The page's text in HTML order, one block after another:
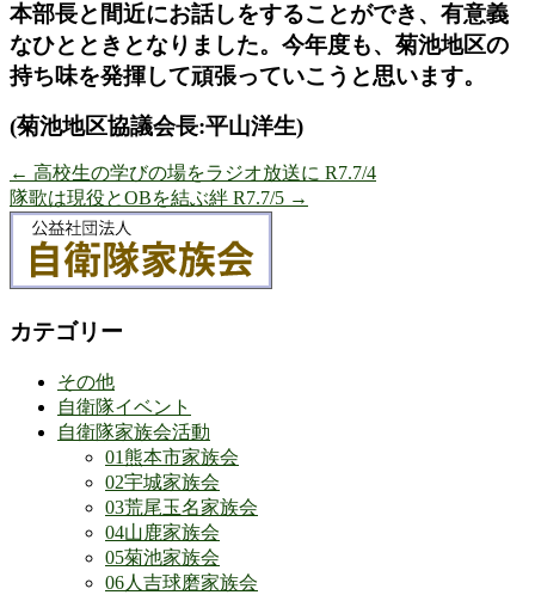
本部長と間近にお話しをすることができ、 有意義
なひとときとなりました。今年度も、 菊池地区の
持ち味を発揮して頑張っていこうと思います。
(菊池地区協議会長:平山洋生)
← 高校生の学びの場をラジオ放送に R7.7/4
隊歌は現役とOBを結ぶ絆 R7.7/5 →
カテゴリー
その他
自衛隊イベント
自衛隊家族会活動
01熊本市家族会
02宇城家族会
03荒尾玉名家族会
04山鹿家族会
05菊池家族会
06人吉球磨家族会